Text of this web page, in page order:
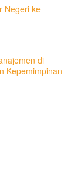
Negeri ke
di
Kepemimpinan